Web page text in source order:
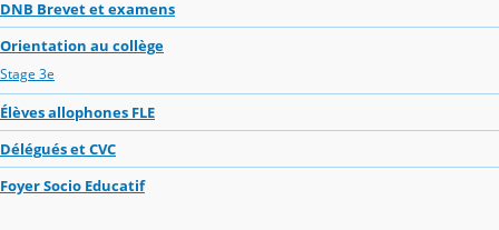
DNB Brevet et examens
Orientation au collège
Stage 3e
Élèves allophones FLE
Délégués et CVC
Foyer Socio Educatif